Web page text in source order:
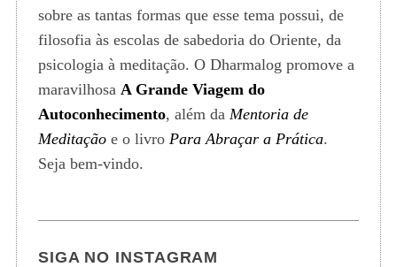
sobre as tantas formas que esse tema possui, de
filosofia às escolas de sabedoria do Oriente, da
psicologia à meditação. O Dharmalog promove a
maravilhosa A Grande Viagem do
Autoconhecimento, além da Mentoria de
Meditaçãoe o livro Para Abraçar a Prática.
Seja bem-vindo.
SIGA NO INSTAGRAM